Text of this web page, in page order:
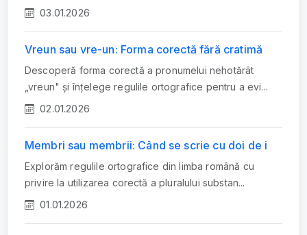
03.01.2026
Vreun sau vre-un: Forma corectă fără cratimă
Descoperă forma corectă a pronumelui nehotărât
„vreun" și înțelege regulile ortografice pentru a evi...
02.01.2026
Membri sau membrii: Când se scrie cu doi de i
Explorăm regulile ortografice din limba română cu
privire la utilizarea corectă a pluralului substan...
01.01.2026